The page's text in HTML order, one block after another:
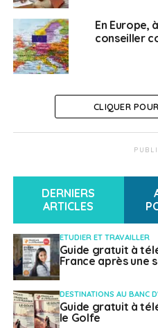
questionnaire disponible
officielles de l’Union
consultation publique,
COMMISSION EUROPÉENNE
de vigilance du 8 au 13
NE RATEZ PAS
Thomas Pesquet invité à
En Europe,
conseiller
CLIQUER
DERNIERS
ARTICLES
ETUDIER ET TRAVAILLER
Guide gratuit à
France après une
DESTINATIONS AU BANC
Guide gratuit à
le Golfe